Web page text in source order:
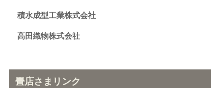
積水成型工業株式会社
高田織物株式会社
畳店さまリンク